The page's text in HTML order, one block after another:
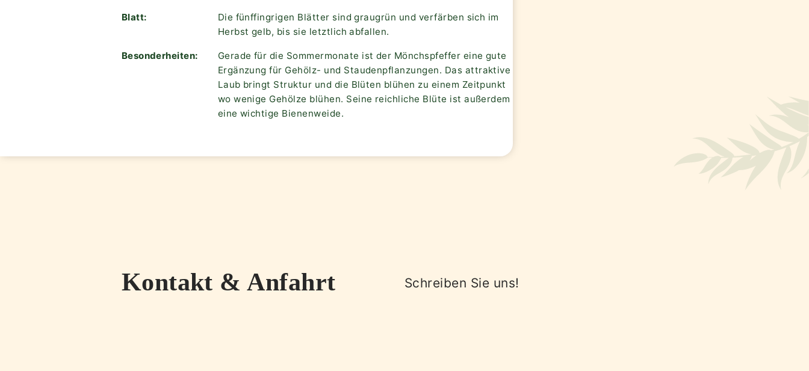
Blatt:
Die fünffingrigen Blätter sind graugrün und verfärben sich im
Herbst gelb, bis sie letztlich abfallen.
Besonderheiten:
Gerade für die Sommermonate ist der Mönchspfeffer eine gute
Ergänzung für Gehölz- und Staudenpflanzungen. Das attraktive
Laub bringt Struktur und die Blüten blühen zu einem Zeitpunkt
wo wenige Gehölze blühen. Seine reichliche Blüte ist außerdem
eine wichtige Bienenweide.
Kontakt & Anfahrt Schreiben Sie uns!